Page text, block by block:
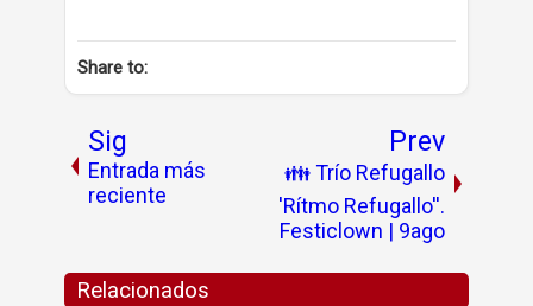
Share to:
Sig
Entrada más
reciente
Prev
👪 Trío Refugallo
'Rítmo Refugallo''.
Festiclown | 9ago
Relacionados